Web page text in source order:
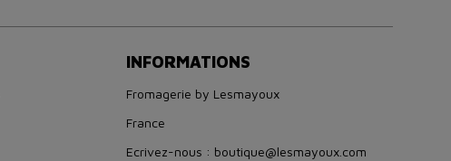
INFORMATIONS
Fromagerie by Lesmayoux
France
Ecrivez-nous : boutique@lesmayoux.com